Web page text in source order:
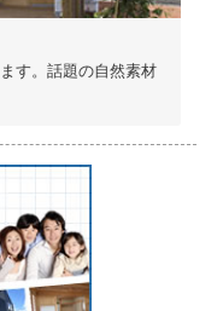
す。話題の自然素材